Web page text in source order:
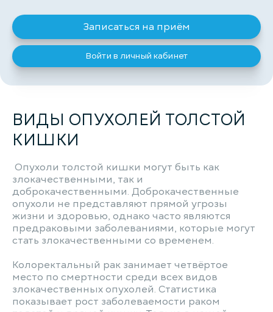
Записаться на приём
Войти в личный кабинет
ВИДЫ ОПУХОЛЕЙ ТОЛСТОЙ
КИШКИ
Опухоли толстой кишки могут быть как
злокачественными, так и
доброкачественными. Доброкачественные
опухоли не представляют прямой угрозы
жизни и здоровью, однако часто являются
предраковыми заболеваниями, которые могут
стать злокачественными со временем.
Колоректальный рак занимает четвёртое
место по смертности среди всех видов
злокачественных опухолей. Статистика
показывает рост заболеваемости раком